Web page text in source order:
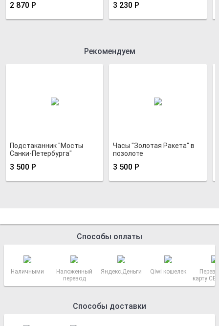
2 870 Р 3 230 Р
Рекомендуем
Подстаканник "Мосты
Санки-Петербурга"
3 500 Р
Часы "Золотая Ракета" в
позолоте
3 500 Р
Способы оплаты
Наличными
Наложенный
перевод
Яндекс.Деньги Qiwi кошелек
карту
Способы доставки